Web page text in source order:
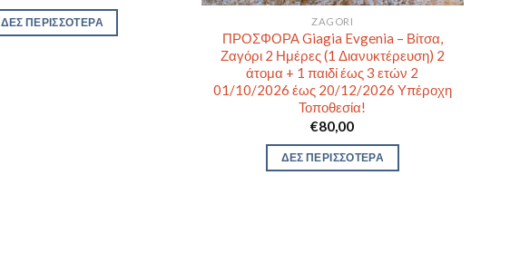
ΔΕΣ ΠΕΡΙΣΣΟΤΕΡΑ ZAGORI
ΠΡΟΣΦΟΡΑ Giagia Evgenia – Βίτσα,
Ζαγόρι 2 Ημέρες (1 Διανυκτέρευση) 2
άτομα + 1 παιδί έως 3 ετών 2
01/10/2026 έως 20/12/2026 Υπέροχη
Τοποθεσία!
€80,00
ΔΕΣ ΠΕΡΙΣΣΟΤΕΡΑ